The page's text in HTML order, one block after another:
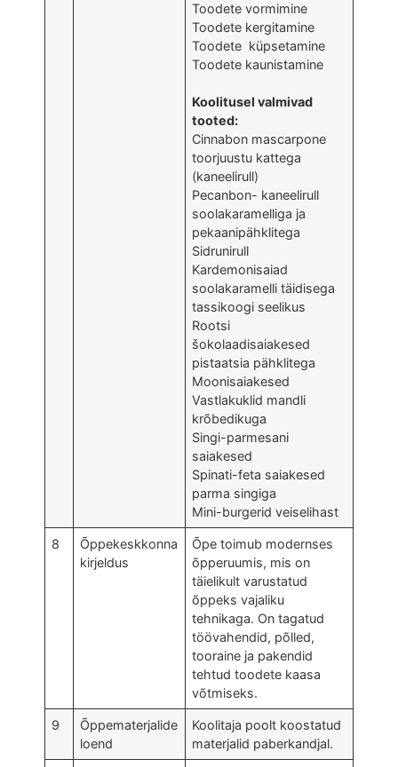
Toodete vormimine
Toodete kergitamine
Toodete küpsetamine
Toodete kaunistamine
Koolitusel valmivad
tooted:
Cinnabon mascarpone
toorjuustu kattega
(kaneelirull)
Pecanbon- kaneelirull
soolakaramelliga ja
pekaanipähklitega
Sidrunirull
Kardemonisaiad
soolakaramelli täidisega
tassikoogi seelikus
Rootsi
šokolaadisaiakesed
pistaatsia pähklitega
Moonisaiakesed
Vastlakuklid mandli
krõbedikuga
Singi-parmesani
saiakesed
Spinati-feta saiakesed
parma singiga
Mini-burgerid veiselihast
8
Õppekeskkonna
kirjeldus
Õpe toimub modernses
õpperuumis, mis on
täielikult varustatud
õppeks vajaliku
tehnikaga. On tagatud
töövahendid, põlled,
tooraine ja pakendid
tehtud toodete kaasa
võtmiseks.
9
Õppematerjalide
loend
Koolitaja poolt koostatud
materjalid paberkandjal.